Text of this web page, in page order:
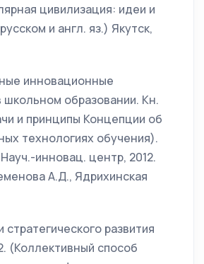
цивилизация: идеи и
и англ. яз.) Якутск,
инновационные
школьном образовании. Кн.
и принципы Концепции об
технологиях обучения).
инновац. центр, 2012.
А.Д., Ядрихинская
развития
(Коллективный способ